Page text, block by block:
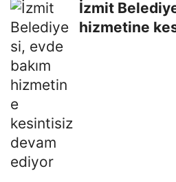
İzmit
hizmetine